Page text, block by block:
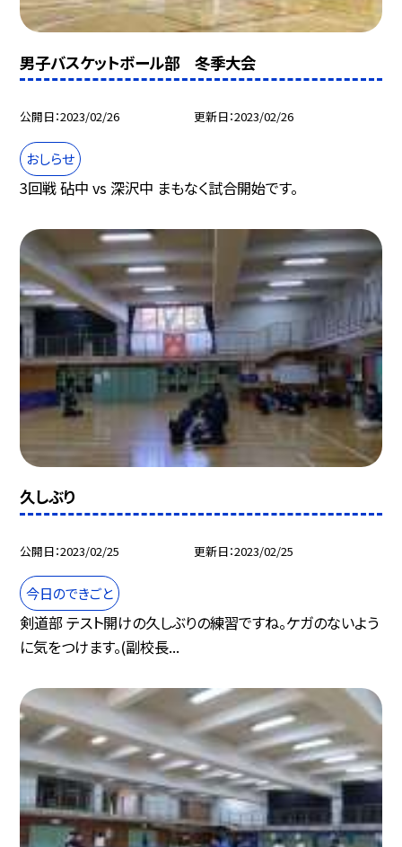
男子バスケットボール部 冬季大会
公開日 2023/02/26 更新日 2023/02/26
おしらせ
3回戦 砧中 vs 深沢中 まもなく試合開始です。
久しぶり
公開日 2023/02/25 更新日 2023/02/25
今日のできごと
剣道部 テスト開けの久しぶりの練習ですね。ケガのないよう
に気をつけます。(副校長...